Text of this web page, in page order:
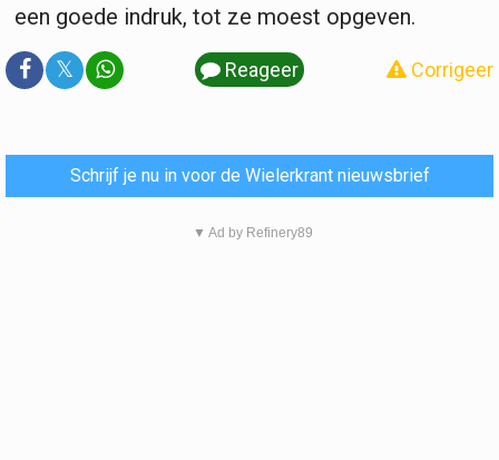
een goede indruk, tot ze moest opgeven.
𝕏 Reageer Corrigeer
Schrijf je nu in voor de Wielerkrant nieuwsbrief
▼ Ad by Refinery89